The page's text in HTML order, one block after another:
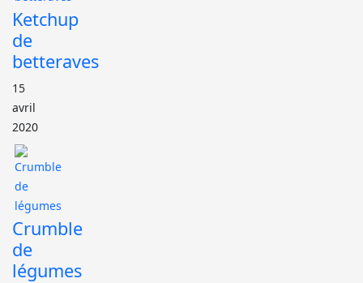
Ketchup
de
betteraves
15
avril
2020
Crumble
de
légumes